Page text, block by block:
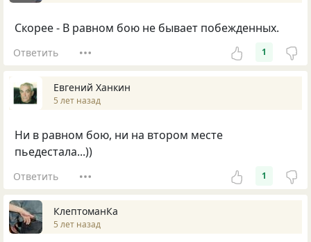
Скорее - В равном бою не бывает побежденных.
Ответить 1
Евгений Ханкин
5 лет назад
Ни в равном бою, ни на втором месте
пьедестала...))
Ответить 1
КлептоманКа
5 лет назад